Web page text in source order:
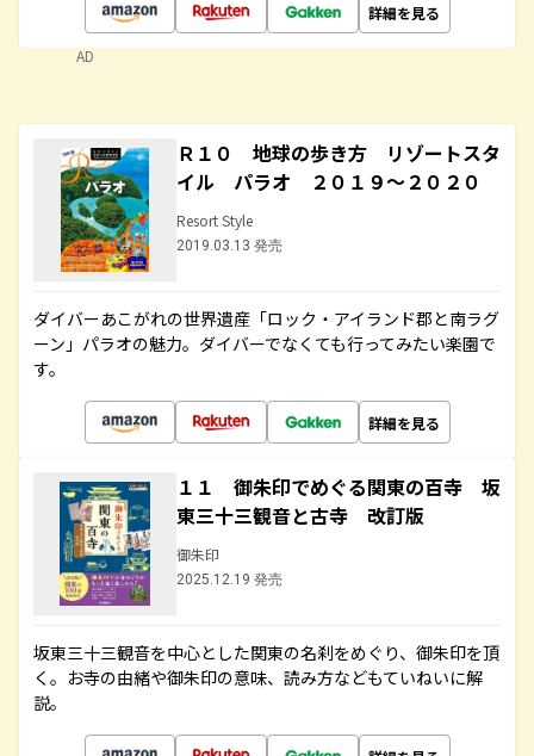
詳細を見る
AD
Ｒ１０ 地球の歩き方 リゾートスタ
イル パラオ ２０１９～２０２０
Resort Style
2019.03.13 発売
ダイバーあこがれの世界遺産「ロック・アイランド郡と南ラグ
ーン」パラオの魅力。ダイバーでなくても行ってみたい楽園で
す。
詳細を見る
１１ 御朱印でめぐる関東の百寺 坂
東三十三観音と古寺 改訂版
御朱印
2025.12.19 発売
坂東三十三観音を中心とした関東の名刹をめぐり、御朱印を頂
く。お寺の由緒や御朱印の意味、読み方などもていねいに解
説。